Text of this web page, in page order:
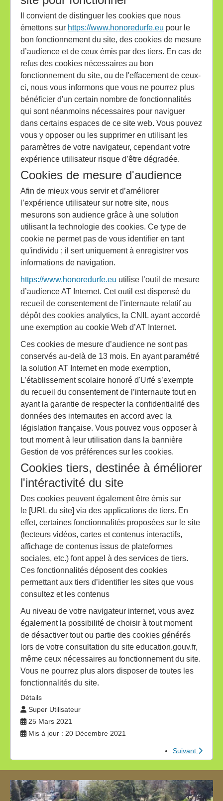
Il convient de distinguer les cookies que nous
émettons sur https://www.honoredurfe.eu pour le
bon fonctionnement du site, des cookies de mesure
d’audience et de ceux émis par des tiers. En cas de
refus des cookies nécessaires au bon
fonctionnement du site, ou de l'effacement de ceux-
ci, nous vous informons que vous ne pourrez plus
bénéficier d'un certain nombre de fonctionnalités
qui sont néanmoins nécessaires pour naviguer
dans certains espaces de ce site web. Vous pouvez
vous y opposer ou les supprimer en utilisant les
paramètres de votre navigateur, cependant votre
expérience utilisateur risque d’être dégradée.
Cookies de mesure d'audience
Afin de mieux vous servir et d’améliorer
l’expérience utilisateur sur notre site, nous
mesurons son audience grâce à une solution
utilisant la technologie des cookies. Ce type de
cookie ne permet pas de vous identifier en tant
qu'individu ; il sert uniquement à enregistrer vos
informations de navigation.
https://www.honoredurfe.eu utilise l’outil de mesure
d’audience AT Internet. Cet outil est dispensé du
recueil de consentement de l’internaute relatif au
dépôt des cookies analytics, la CNIL ayant accordé
une exemption au cookie Web d’AT Internet.
Ces cookies de mesure d’audience ne sont pas
conservés au-delà de 13 mois. En ayant paramétré
la solution AT Internet en mode exemption,
L’établissement scolaire honoré d'Urfé s’exempte
du recueil du consentement de l’internaute tout en
ayant la garantie de respecter la confidentialité des
données des internautes en accord avec la
législation française. Vous pouvez vous opposer à
tout moment à leur utilisation dans la bannière
Gestion de vos préférences sur les cookies.
Cookies tiers, destinée à éméliorer
l'intéractivité du site
Des cookies peuvent également être émis sur
le [URL du site] via des applications de tiers. En
effet, certaines fonctionnalités proposées sur le site
(lecteurs vidéos, cartes et contenus interactifs,
affichage de contenus issus de plateformes
sociales, etc.) font appel à des services de tiers.
Ces fonctionnalités déposent des cookies
permettant aux tiers d’identifier les sites que vous
consultez et les contenus
Au niveau de votre navigateur internet, vous avez
également la possibilité de choisir à tout moment
de désactiver tout ou partie des cookies générés
lors de votre consultation du site education.gouv.fr,
même ceux nécessaires au fonctionnement du site.
Vous ne pourrez plus alors disposer de toutes les
fonctionnalités du site.
Détails
Super Utilisateur
25 Mars 2021
Mis à jour : 20 Décembre 2021
Suivant